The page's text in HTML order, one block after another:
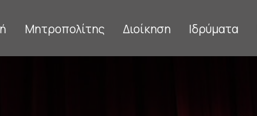
Μητροπολίτης Διοίκηση Ιδρύματα